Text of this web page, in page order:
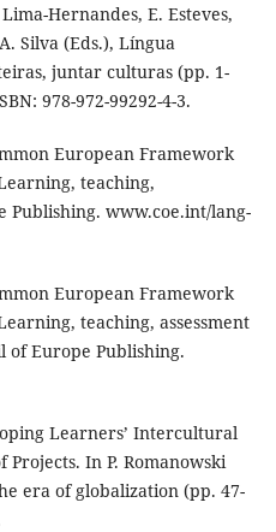
Hernandes, E. Esteves,
Silva (Eds.), Língua
juntar culturas (pp. 1-
978-972-99292-4-3.
European Framework
teaching,
Publishing. www.coe.int/lang-
European Framework
teaching, assessment
of Europe Publishing.
Learners’ Intercultural
In P. Romanowski
era of globalization (pp. 47-